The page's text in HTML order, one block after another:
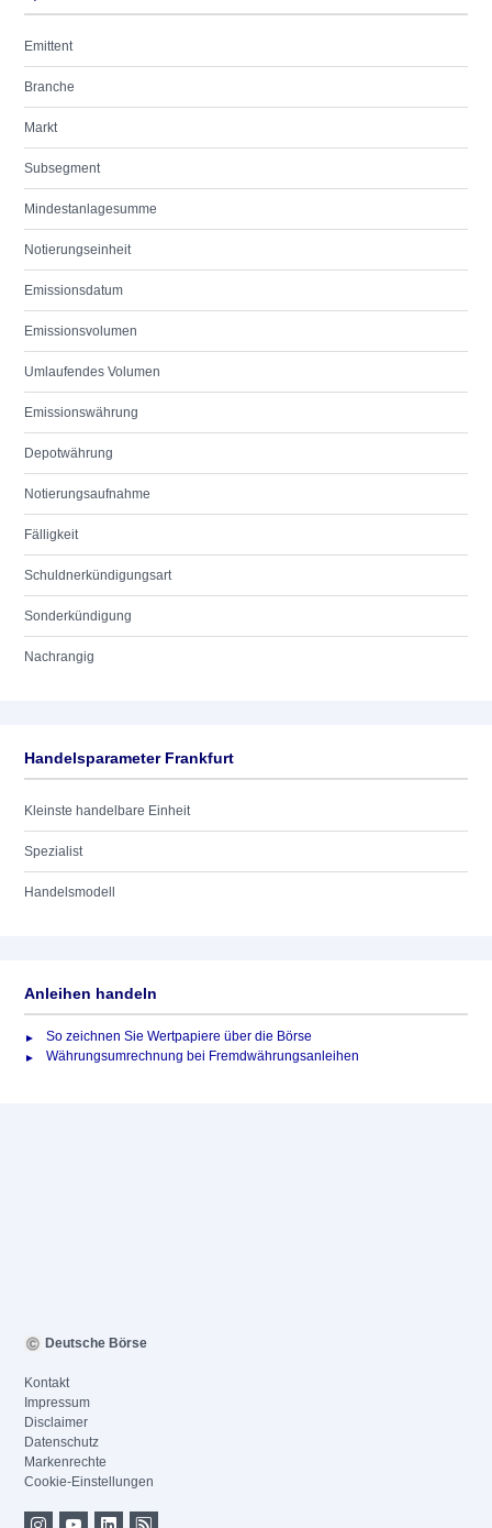
Emittent
Branche
Markt
Subsegment
Mindestanlagesumme
Notierungseinheit
Emissionsdatum
Emissionsvolumen
Umlaufendes Volumen
Emissionswährung
Depotwährung
Notierungsaufnahme
Fälligkeit
Schuldnerkündigungsart
Sonderkündigung
Nachrangig
Handelsparameter Frankfurt
Kleinste handelbare Einheit
Spezialist
Handelsmodell
Anleihen handeln
So zeichnen Sie Wertpapiere über die Börse
Währungsumrechnung bei Fremdwährungsanleihen
Deutsche Börse
Kontakt
Impressum
Disclaimer
Datenschutz
Markenrechte
Cookie-Einstellungen